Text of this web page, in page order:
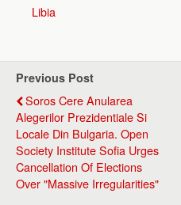
Libia
Previous Post
Soros Cere Anularea
Alegerilor Prezidentiale Si
Locale Din Bulgaria. Open
Society Institute Sofia Urges
Cancellation Of Elections
Over "Massive Irregularities"